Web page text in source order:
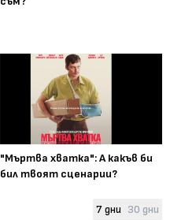
"Мъртва хватка": А какъв би
бил твоят сценарии?
7 дни 30 дни